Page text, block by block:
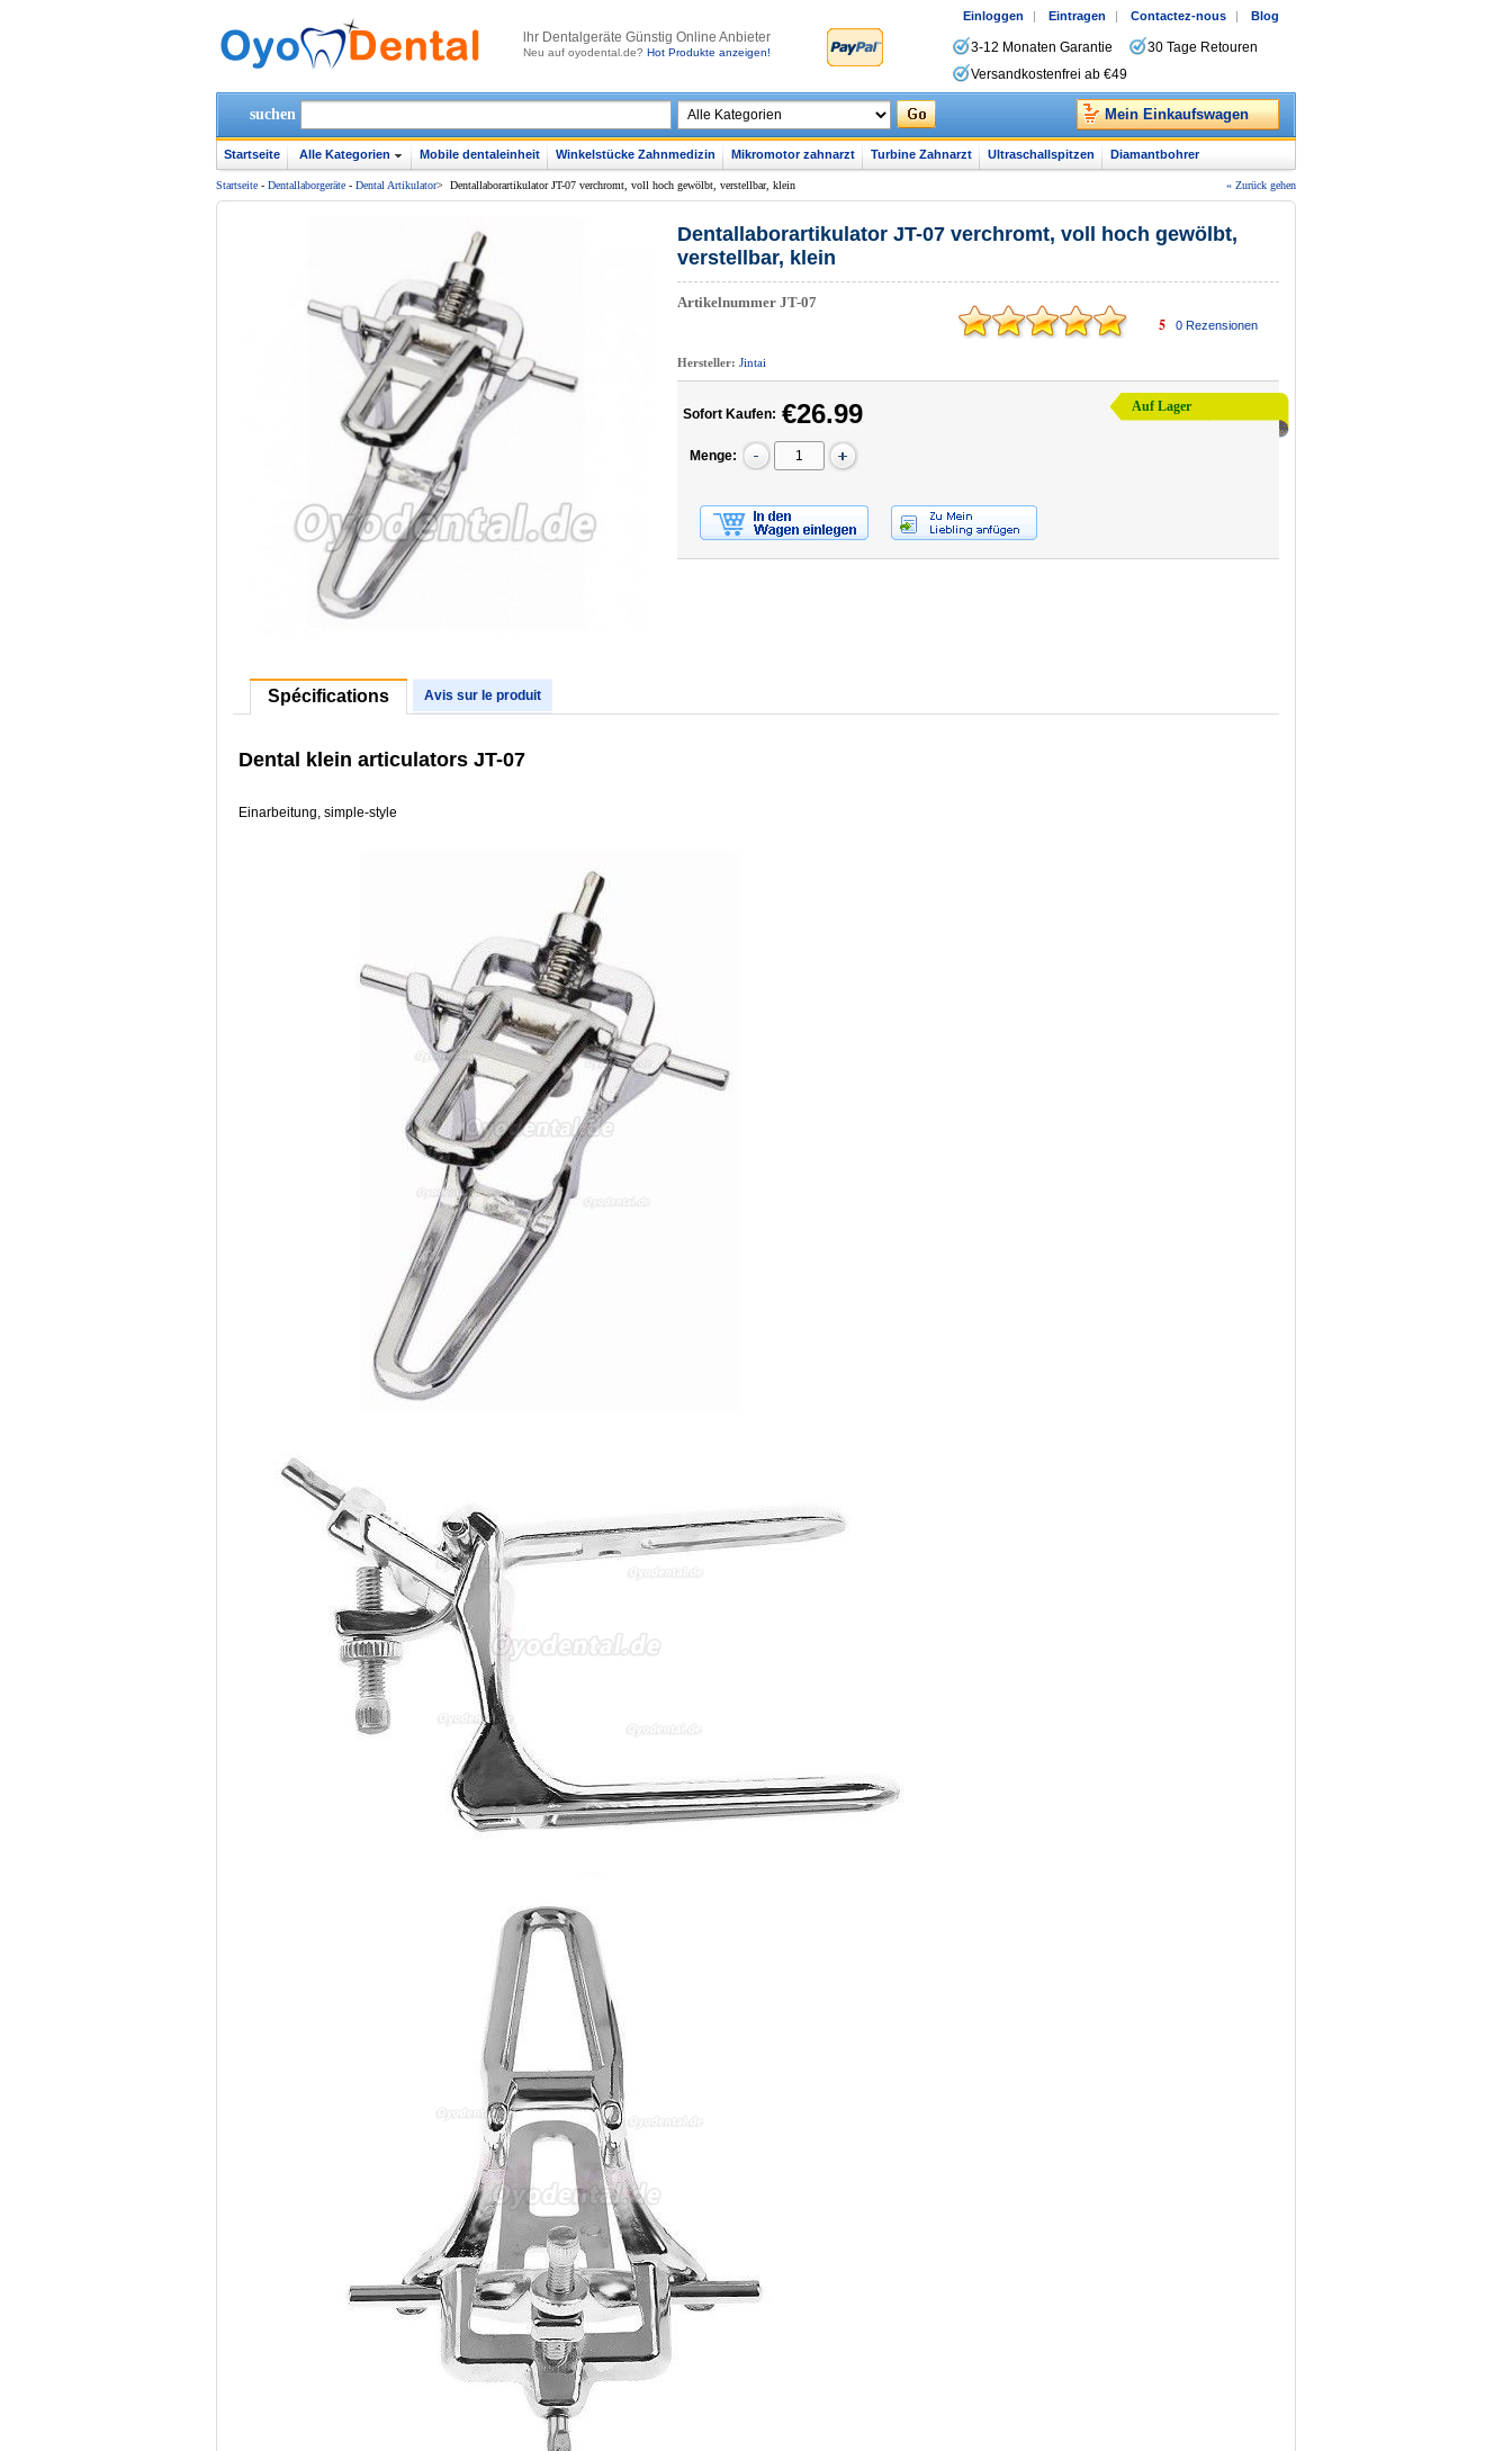
lhr Dentalgeräte Günstig Online Anbieter
Neu auf oyodental.de? Hot Produkte anzeigen!
Einloggen | Eintragen | Contactez-nous | Blog
3-12 Monaten Garantie
30 Tage Retouren
Versandkostenfrei ab €49
suchen Mein Einkaufswagen
Startseite Alle Kategorien Mobile dentaleinheit Winkelstücke Zahnmedizin Mikromotor zahnarzt Turbine Zahnarzt Ultraschallspitzen Diamantbohrer
Startseite - Dentallaborgeräte - Dental Artikulator> Dentallaborartikulator JT-07 verchromt, voll hoch gewölbt, verstellbar, klein « Zurück gehen
Dentallaborartikulator JT-07 verchromt, voll hoch gewölbt,
verstellbar, klein
Artikelnummer JT-07
5 0Rezensionen
Hersteller: Jintai
Auf Lager
Sofort Kaufen: €26.99
Menge:
Spécifications Avis sur le produit
Dental klein articulators JT-07
Einarbeitung, simple-style